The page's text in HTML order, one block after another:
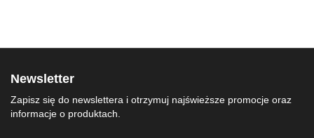
Newsletter
Zapisz się do newslettera i otrzymuj najświeższe promocje oraz
informacje o produktach.